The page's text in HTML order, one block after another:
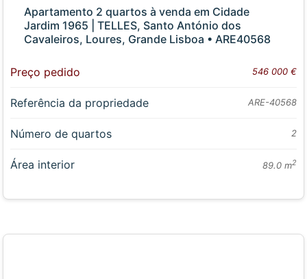
Apartamento 2 quartos à venda em Cidade
Jardim 1965 | TELLES, Santo António dos
Cavaleiros, Loures, Grande Lisboa • ARE40568
Preço pedido 546 000 €
Referência da propriedade ARE-40568
Número de quartos 2
Área interior 89.0 m2